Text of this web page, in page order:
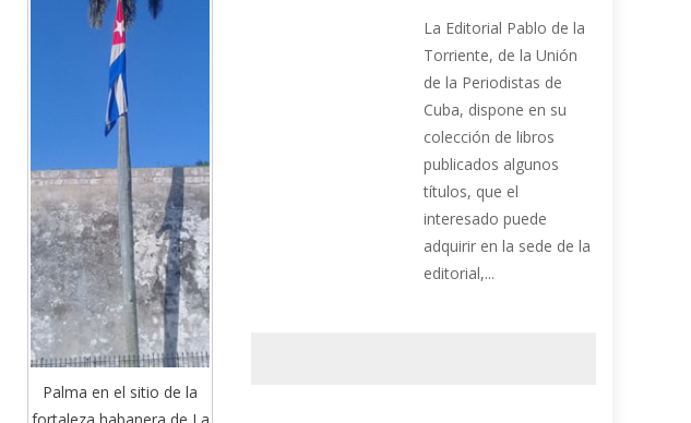
Palma en el sitio de la
La Editorial Pablo de la
Torriente, de la Unión
de la Periodistas de
Cuba, dispone en su
colección de libros
publicados algunos
títulos, que el
interesado puede
adquirir en la sede de la
editorial,...